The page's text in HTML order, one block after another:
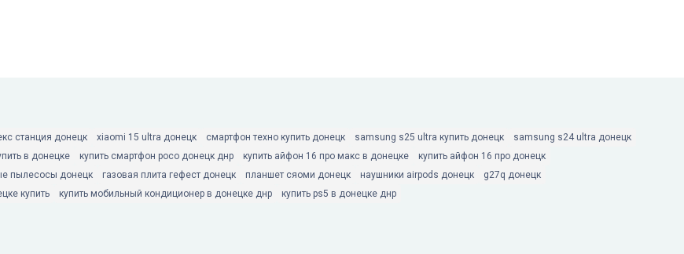
станция донецк xiaomi 15 ultra донецк смартфон техно купить донецк samsung s25 ultra купить донецк
samsung s24 ultra донецк
в донецке купить смартфон poco донецк днр купить айфон 16 про макс в донецке
купить айфон 16 про донецк
пылесосы донецк газовая плита гефест донецк планшет сяоми донецк наушники airpods донецк
g27q донецк
купить купить мобильный кондиционер в донецке днр купить ps5 в донецке днр